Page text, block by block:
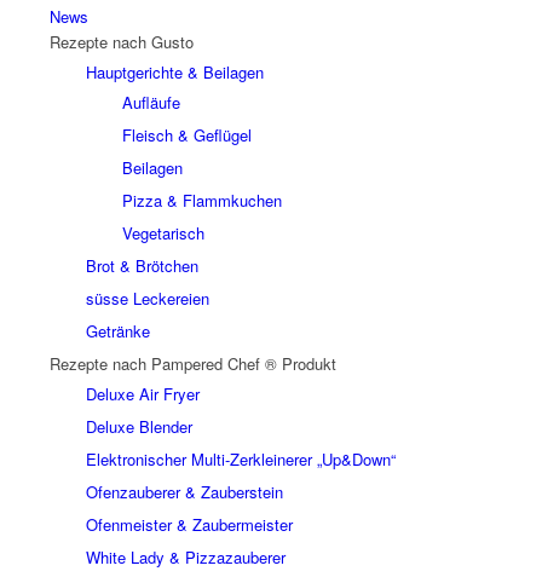
News
Rezepte nach Gusto
Hauptgerichte & Beilagen
Aufläufe
Fleisch & Geflügel
Beilagen
Pizza & Flammkuchen
Vegetarisch
Brot & Brötchen
süsse Leckereien
Getränke
Rezepte nach Pampered Chef ® Produkt
Deluxe Air Fryer
Deluxe Blender
Elektronischer Multi-Zerkleinerer „Up&Down“
Ofenzauberer & Zauberstein
Ofenmeister & Zaubermeister
White Lady & Pizzazauberer